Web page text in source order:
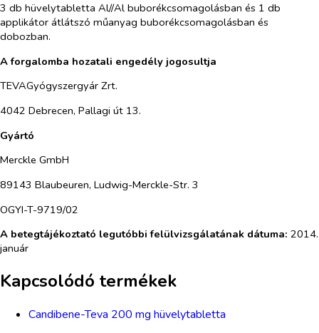
3 db hüvelytabletta Al//Al buborékcsomagolásban és 1 db
applikátor átlátszó műanyag buborékcsomagolásban és
dobozban.
A forgalomba hozatali engedély jogosultja
TEVAGyógyszergyár Zrt.
4042 Debrecen, Pallagi út 13.
Gyártó
Merckle GmbH
89143 Blaubeuren, Ludwig-Merckle-Str. 3
OGYI-T-9719/02
A betegtájékoztató legutóbbi felülvizsgálatának dátuma: 2014.
január
Kapcsolódó termékek
Candibene-Teva 200 mg hüvelytabletta